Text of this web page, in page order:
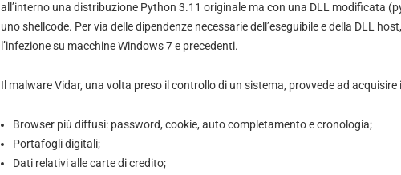
all’interno una distribuzione Python 3.11 originale ma con una DLL modificata
uno shellcode. Per via delle dipendenze necessarie dell’eseguibile e della DLL
l’infezione su macchine Windows 7 e precedenti.
Il malware Vidar, una volta preso il controllo di un sistema, provvede ad
Browser più diffusi: password, cookie, auto completamento e cronologia;
Portafogli digitali;
Dati relativi alle carte di credito;